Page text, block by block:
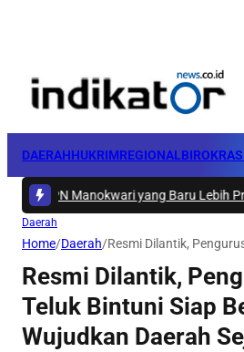
DAERAHHUKRIMREGIONAL
Manokwari yang Baru Lebih Profesional
Daerah
Home/Daerah/Resmi Dilantik,
Resmi Dilantik,
Teluk Bintuni Siap
Wujudkan Daerah